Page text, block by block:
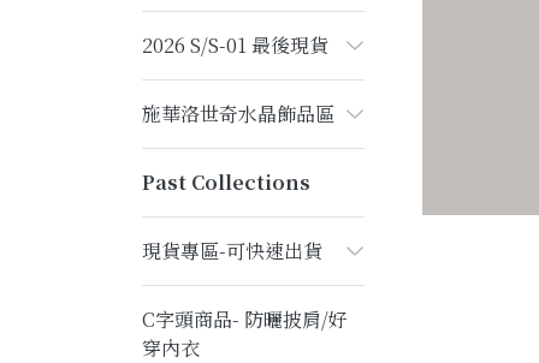
2026 S/S-01 最後現貨
施華洛世奇水晶飾品區
Past Collections
現貨專區-可快速出貨
C字頭商品- 防曬披肩/好
穿內衣